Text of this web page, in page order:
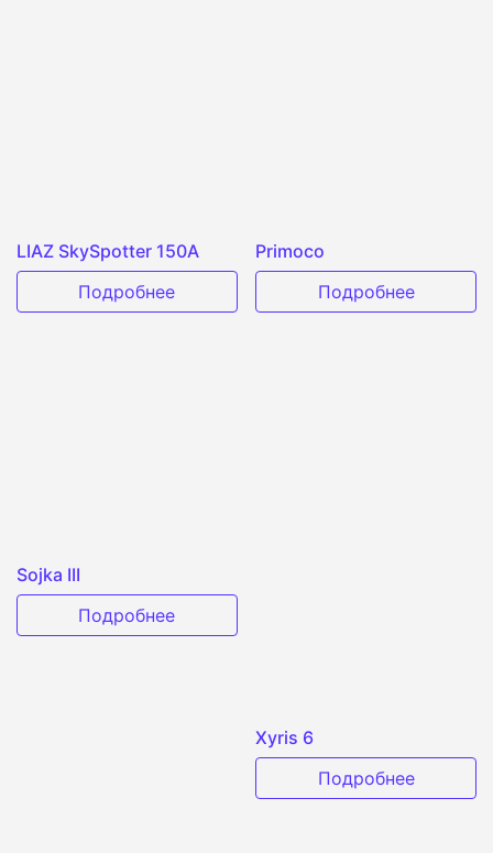
LIAZ SkySpotter 150A
Подробнее
Primoco
Подробнее
Sojka III
Подробнее
Xyris 6
Подробнее